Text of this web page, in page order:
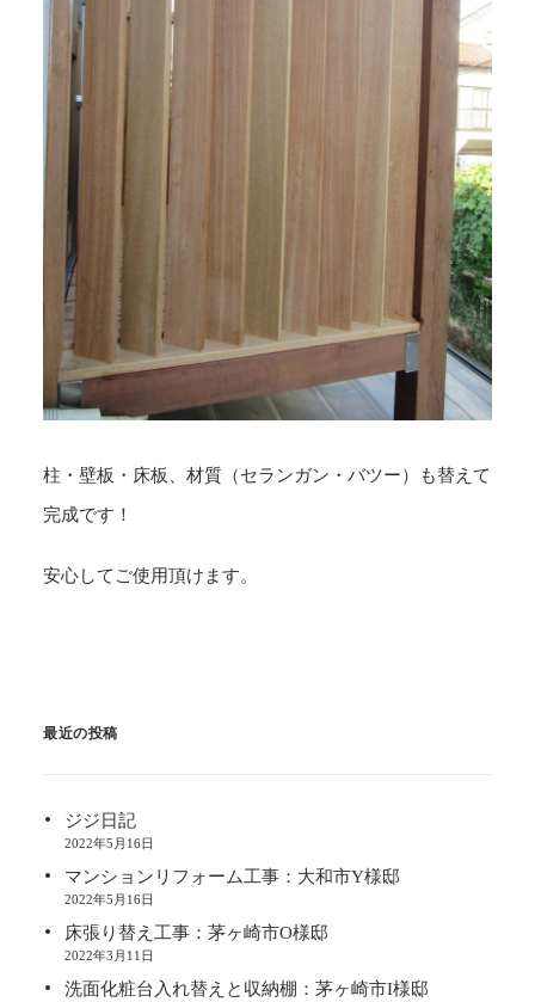
柱・壁板・床板、材質（セランガン・バツー）も替えて
完成です！
安心してご使用頂けます。
最近の投稿
ジジ日記
2022年5月16日
マンションリフォーム工事：大和市Y様邸
2022年5月16日
床張り替え工事：茅ヶ崎市O様邸
2022年3月11日
洗面化粧台入れ替えと収納棚：茅ヶ崎市I様邸